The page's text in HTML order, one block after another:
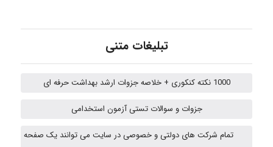
Hasan haghparast
تبلیغات متنی
1000 نکته کنکوری + خلاصه جزوات ارشد بهداشت حرفه ای
جزوات و سوالات تستی آزمون استخدامی
تمام شرکت های دولتی و خصوصی در سایت می توانند یک صفحه